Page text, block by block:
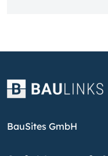
BauSites GmbH